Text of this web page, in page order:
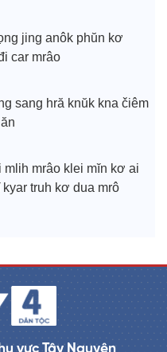
jing anôk phŭn kơ
car mrâo
sang hră knŭk kna čiêm
mlih mrâo klei mĭn kơ ai
truh kơ dua mrô
vực Tây Nguyên